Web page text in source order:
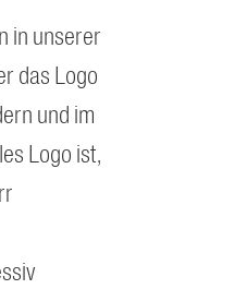
in unserer
das Logo
und im
Logo ist,